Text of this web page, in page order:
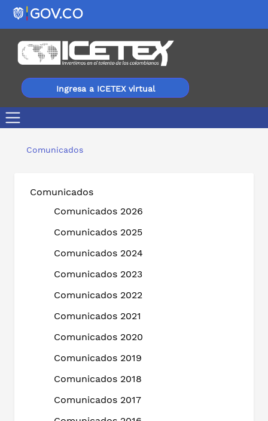
Ingresa a ICETEX virtual
Comunicados
Comunicados
Comunicados 2026
Comunicados 2025
Comunicados 2024
Comunicados 2023
Comunicados 2022
Comunicados 2021
Comunicados 2020
Comunicados 2019
Comunicados 2018
Comunicados 2017